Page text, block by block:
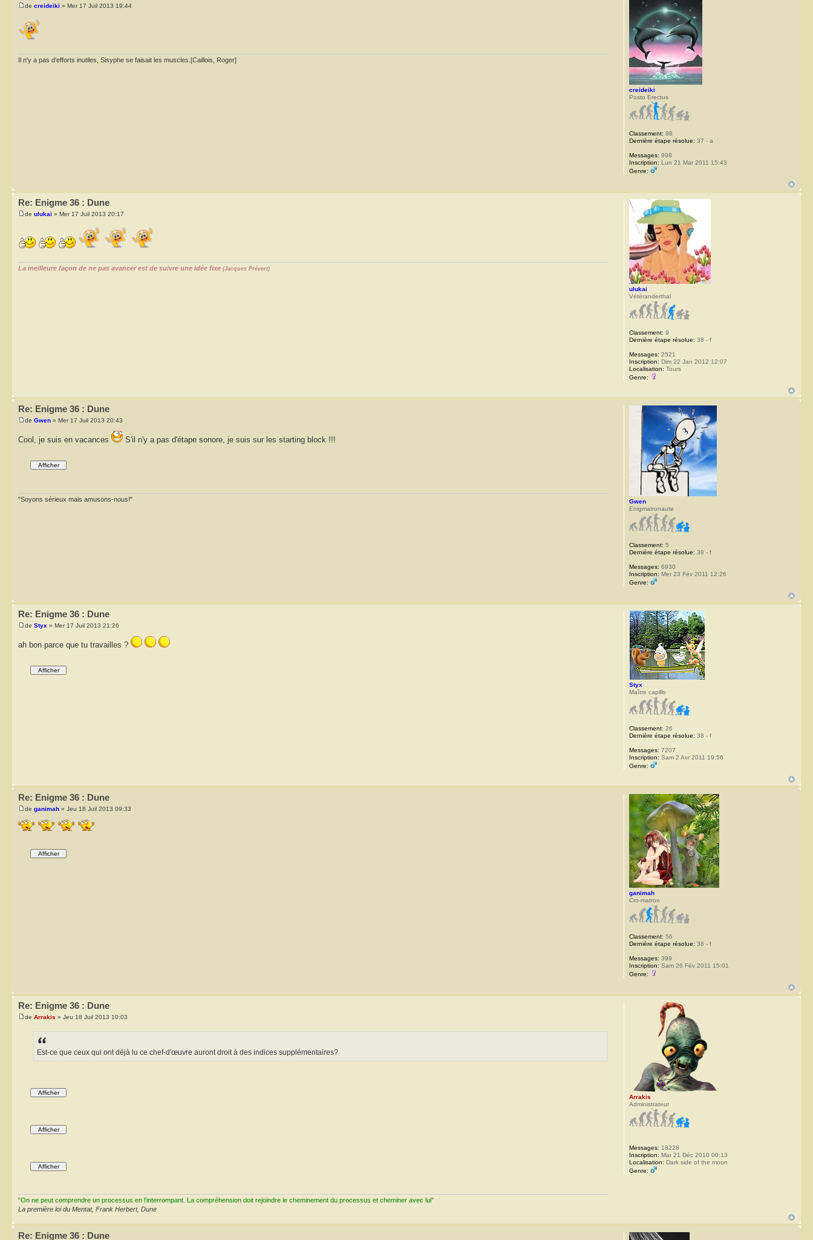
de creideiki » Mer 17 Juil 2013 19:44
Il n'y a pas d'efforts inutiles, Sisyphe se faisait les muscles.[Caillois, Roger]
creideiki
Posto Erectus
Classement: 98
Dernière étape résolue: 37 - a
Messages: 998
Inscription: Lun 21 Mar 2011 15:43
Genre:
Re: Enigme 36 : Dune
de ulukai » Mer 17 Juil 2013 20:17
La meilleure façon de ne pas avancer est de suivre une idée fixe (Jacques Prévert)
ulukai
Vétéranderthal
Classement: 9
Dernière étape résolue: 38 - f
Messages: 2521
Inscription: Dim 22 Jan 2012 12:07
Localisation: Tours
Genre:
Re: Enigme 36 : Dune
de Gwen » Mer 17 Juil 2013 20:43
Cool, je suis en vacances S'il n'y a pas d'étape sonore, je suis sur les starting block !!!
"Soyons sérieux mais amusons-nous!"
Gwen
Enigmatronaute
Classement: 5
Dernière étape résolue: 38 - f
Messages: 6930
Inscription: Mer 23 Fév 2011 12:26
Genre:
Re: Enigme 36 : Dune
de Styx » Mer 17 Juil 2013 21:26
ah bon parce que tu travailles ?
Styx
Maître capillo
Classement: 26
Dernière étape résolue: 38 - f
Messages: 7207
Inscription: Sam 2 Avr 2011 19:56
Genre:
Re: Enigme 36 : Dune
de ganimah » Jeu 18 Juil 2013 09:33
ganimah
Cro-matron
Classement: 56
Dernière étape résolue: 38 - f
Messages: 399
Inscription: Sam 26 Fév 2011 15:01
Genre:
Re: Enigme 36 : Dune
de Arrakis » Jeu 18 Juil 2013 10:03
Est-ce que ceux qui ont déjà lu ce chef-d'œuvre auront droit à des indices supplémentaires?
"On ne peut comprendre un processus en l'interrompant. La compréhension doit rejoindre le cheminement du processus et cheminer avec lui"
La première loi du Mentat, Frank Herbert, Dune
Arrakis
Administrateur
Messages: 18228
Inscription: Mar 21 Déc 2010 00:13
Localisation: Dark side of the moon
Genre:
Re: Enigme 36 : Dune